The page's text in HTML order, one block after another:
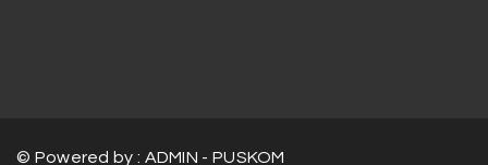
© Powered by : ADMIN - PUSKOM